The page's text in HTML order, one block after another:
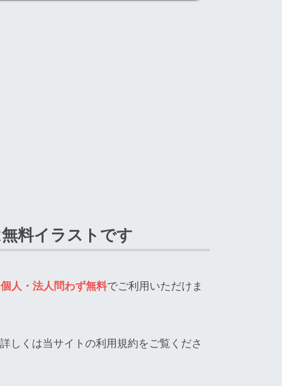
料イラストです
個人・法人問わず無料でご利用いただけま
しくは当サイトの利用規約をご覧くださ